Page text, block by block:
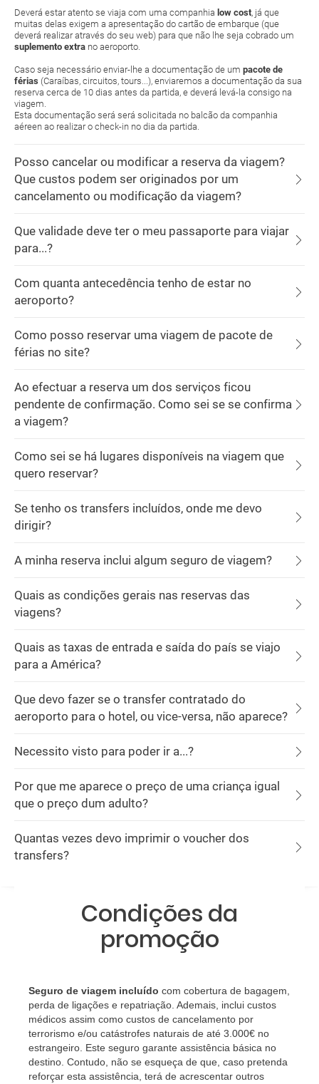
Deverá estar atento se viaja com uma companhia low cost, já que
muitas delas exigem a apresentação do cartão de embarque (que
deverá realizar através do seu web) para que não lhe seja cobrado um
suplemento extra no aeroporto.
Caso seja necessário enviar-lhe a documentação de um pacote de
férias (Caraíbas, circuitos, tours...), enviaremos a documentação da sua
reserva cerca de 10 dias antes da partida, e deverá levá-la consigo na
viagem.
Esta documentação será será solicitada no balcão da companhia
aéreen ao realizar o check-in no dia da partida.
Posso cancelar ou modificar a reserva da viagem?
Que custos podem ser originados por um
cancelamento ou modificação da viagem?
Que validade deve ter o meu passaporte para viajar
para...?
Com quanta antecedência tenho de estar no
aeroporto?
Como posso reservar uma viagem de pacote de
férias no site?
Ao efectuar a reserva um dos serviços ficou
pendente de confirmação. Como sei se se confirma
a viagem?
Como sei se há lugares disponíveis na viagem que
quero reservar?
Se tenho os transfers incluídos, onde me devo
dirigir?
A minha reserva inclui algum seguro de viagem?
Quais as condições gerais nas reservas das
viagens?
Quais as taxas de entrada e saída do país se viajo
para a América?
Que devo fazer se o transfer contratado do
aeroporto para o hotel, ou vice-versa, não aparece?
Necessito visto para poder ir a...?
Por que me aparece o preço de uma criança igual
que o preço dum adulto?
Quantas vezes devo imprimir o voucher dos
transfers?
Condições da
promoção
Seguro de viagem incluído com cobertura de bagagem,
perda de ligações e repatriação. Ademais, inclui custos
médicos assim como custos de cancelamento por
terrorismo e/ou catástrofes naturais de até 3.000€ no
estrangeiro. Este seguro garante assistência básica no
destino. Contudo, não se esqueça de que, caso pretenda
reforçar esta assistência, terá de acrescentar outros